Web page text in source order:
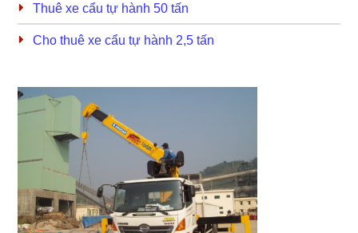
Thuê xe cẩu tự hành 50 tấn
Cho thuê xe cẩu tự hành 2,5 tấn